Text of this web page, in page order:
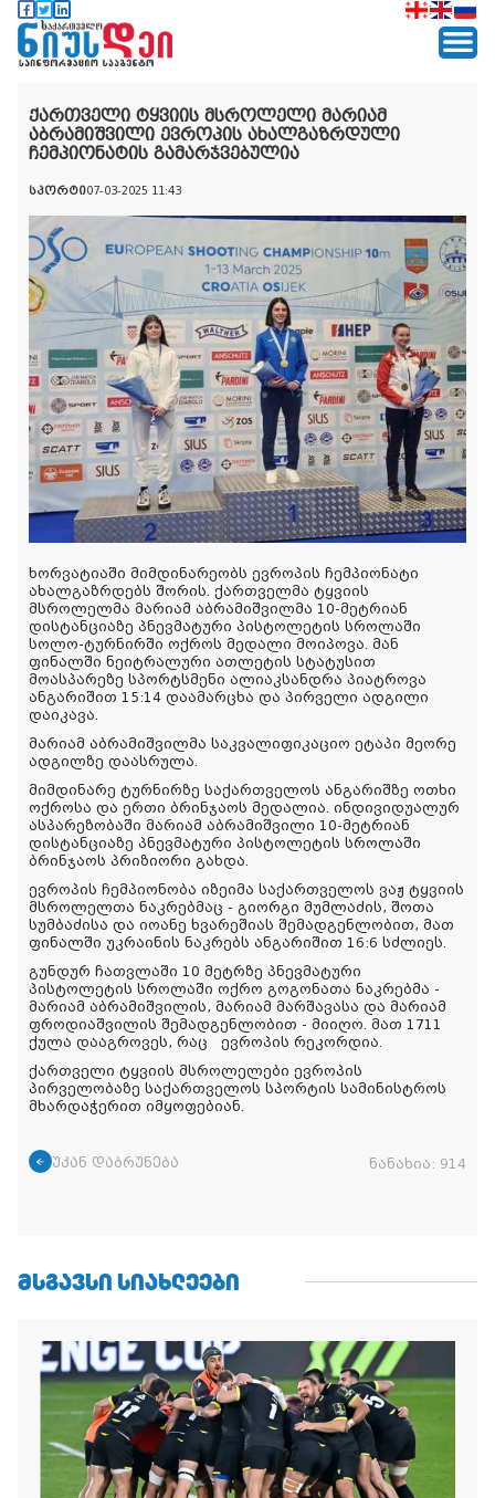
ქართველი ტყვიის მსროლელი მარიამ
აბრამიშვილი ევროპის ახალგაზრდული
ჩემპიონატის გამარჯვებულია
სპორტი07-03-2025 11:43
ხორვატიაში მიმდინარეობს ევროპის ჩემპიონატი
ახალგაზრდებს შორის. ქართველმა ტყვიის
მსროლელმა მარიამ აბრამიშვილმა 10-მეტრიან
დისტანციაზე პნევმატური პისტოლეტის სროლაში
სოლო-ტურნირში ოქროს მედალი მოიპოვა. მან
ფინალში ნეიტრალური ათლეტის სტატუსით
მოასპარეზე სპორტსმენი ალიაკსანდრა პიატროვა
ანგარიშით 15:14 დაამარცხა და პირველი ადგილი
დაიკავა.
მარიამ აბრამიშვილმა საკვალიფიკაციო ეტაპი მეორე
ადგილზე დაასრულა.
მიმდინარე ტურნირზე საქართველოს ანგარიშზე ოთხი
ოქროსა და ერთი ბრინჯაოს მედალია. ინდივიდუალურ
ასპარეზობაში მარიამ აბრამიშვილი 10-მეტრიან
დისტანციაზე პნევმატური პისტოლეტის სროლაში
ბრინჯაოს პრიზიორი გახდა.
ევროპის ჩემპიონობა იზეიმა საქართველოს ვაჟ ტყვიის
მსროლელთა ნაკრებმაც - გიორგი მუმლაძის, შოთა
სუმბაძისა და იოანე ხვარეშიას შემადგენლობით, მათ
ფინალში უკრაინის ნაკრებს ანგარიშით 16:6 სძლიეს.
გუნდურ ჩათვლაში 10 მეტრზე პნევმატური
პისტოლეტის სროლაში ოქრო გოგონათა ნაკრებმა -
მარიამ აბრამიშვილის, მარიამ მარშავასა და მარიამ
ფროდიაშვილის შემადგენლობით - მიიღო. მათ 1711
ქულა დააგროვეს, რაც ევროპის რეკორდია.
ქართველი ტყვიის მსროლელები ევროპის
პირველობაზე საქართველოს სპორტის სამინისტროს
მხარდაჭერით იმყოფებიან.
უკან დაბრუნება ნანახია: 914
ᲛᲡᲒᲐᲕᲡᲘ ᲡᲘᲐᲮᲚᲔᲔᲑᲘ